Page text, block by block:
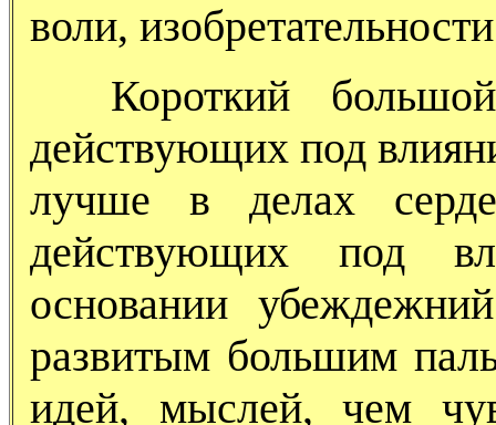
воли,
Короткий
действующих под
лучше в делах
действующих под
основании
развитым большим
идей, мыслей, чем